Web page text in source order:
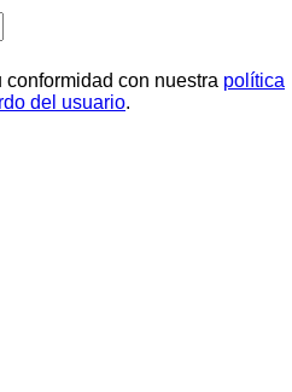
con nuestra política
del usuario.